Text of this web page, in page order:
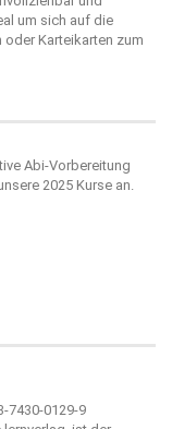
um sich auf die
Karteikarten zum
Abi-Vorbereitung
2025 Kurse an.